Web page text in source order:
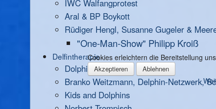
IWC Walfangprotest
Aral & BP Boykott
Rüdiger Hengl, Susanne Gugeler &
"One-Man-Show" Philipp Kroiß
Delfintherapie
Dolphin Aid
Branko Weitzmann, Delphin-Netzwerk,
Kids and Dolphins
Cookies erleichtern die Bereitstellung
Akzeptieren Ablehnen